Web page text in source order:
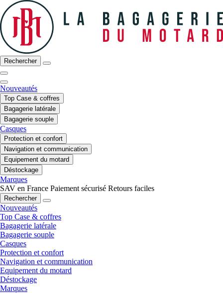
Rechercher
Nouveautés
Top Case & coffres
Bagagerie latérale
Bagagerie souple
Casques
Protection et confort
Navigation et communication
Equipement du motard
Déstockage
Marques
SAV en France Paiement sécurisé Retours faciles
Rechercher
Nouveautés
Top Case & coffres
Bagagerie latérale
Bagagerie souple
Casques
Protection et confort
Navigation et communication
Equipement du motard
Déstockage
Marques